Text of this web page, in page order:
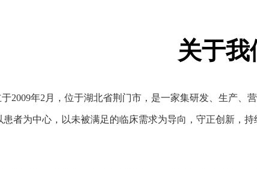
关于我
2009年2月，位于湖北省荆门市，是一家集研发、生产
者为中心，以未被满足的临床需求为导向，守正创新，